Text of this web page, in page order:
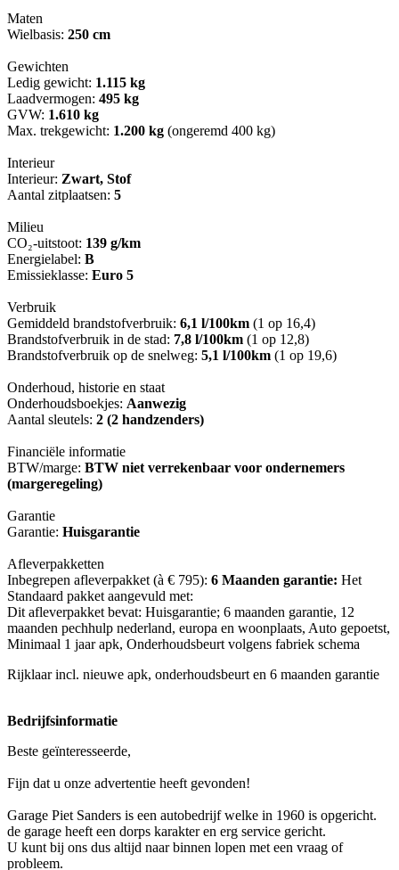
Maten
Wielbasis: 250 cm
Gewichten
Ledig gewicht: 1.115 kg
Laadvermogen: 495 kg
GVW: 1.610 kg
Max. trekgewicht: 1.200 kg (ongeremd 400 kg)
Interieur
Interieur: Zwart, Stof
Aantal zitplaatsen: 5
Milieu
CO₂-uitstoot: 139 g/km
Energielabel: B
Emissieklasse: Euro 5
Verbruik
Gemiddeld brandstofverbruik: 6,1 l/100km (1 op 16,4)
Brandstofverbruik in de stad: 7,8 l/100km (1 op 12,8)
Brandstofverbruik op de snelweg: 5,1 l/100km (1 op 19,6)
Onderhoud, historie en staat
Onderhoudsboekjes: Aanwezig
Aantal sleutels: 2 (2 handzenders)
Financiële informatie
BTW/marge: BTW niet verrekenbaar voor ondernemers
(margeregeling)
Garantie
Garantie: Huisgarantie
Afleverpakketten
Inbegrepen afleverpakket (à € 795): 6 Maanden garantie: Het
Standaard pakket aangevuld met:
Dit afleverpakket bevat: Huisgarantie; 6 maanden garantie, 12
maanden pechhulp nederland, europa en woonplaats, Auto gepoetst,
Minimaal 1 jaar apk, Onderhoudsbeurt volgens fabriek schema
Rijklaar incl. nieuwe apk, onderhoudsbeurt en 6 maanden garantie
Bedrijfsinformatie
Beste geïnteresseerde,
Fijn dat u onze advertentie heeft gevonden!
Garage Piet Sanders is een autobedrijf welke in 1960 is opgericht.
de garage heeft een dorps karakter en erg service gericht.
U kunt bij ons dus altijd naar binnen lopen met een vraag of
probleem.